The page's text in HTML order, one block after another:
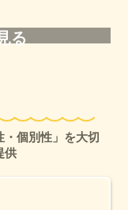
る
・個別性」を大切
供